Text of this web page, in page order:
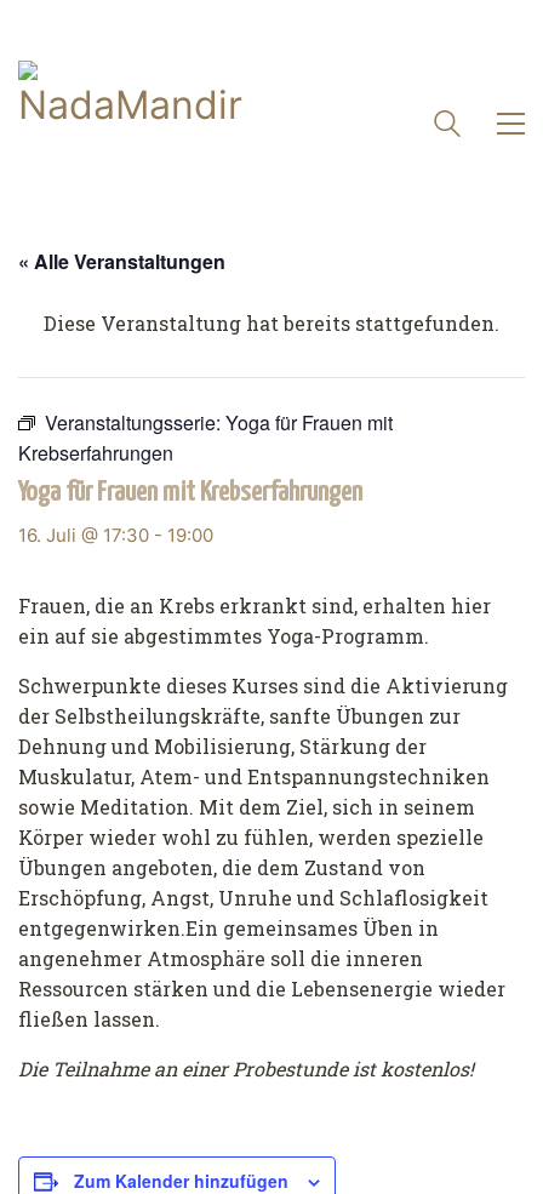
« Alle Veranstaltungen
Diese Veranstaltung hat bereits stattgefunden.
Veranstaltungsserie: Yoga für Frauen mit
Krebserfahrungen
Yoga für Frauen mit Krebserfahrungen
16. Juli @ 17:30 - 19:00
Frauen, die an Krebs erkrankt sind, erhalten hier
ein auf sie abgestimmtes Yoga-Programm.
Schwerpunkte dieses Kurses sind die Aktivierung
der Selbstheilungskräfte, sanfte Übungen zur
Dehnung und Mobilisierung, Stärkung der
Muskulatur, Atem- und Entspannungstechniken
sowie Meditation. Mit dem Ziel, sich in seinem
Körper wieder wohl zu fühlen, werden spezielle
Übungen angeboten, die dem Zustand von
Erschöpfung, Angst, Unruhe und Schlaflosigkeit
entgegenwirken.Ein gemeinsames Üben in
angenehmer Atmosphäre soll die inneren
Ressourcen stärken und die Lebensenergie wieder
fließen lassen.
Die Teilnahme an einer Probestunde ist kostenlos!
Zum Kalender hinzufügen